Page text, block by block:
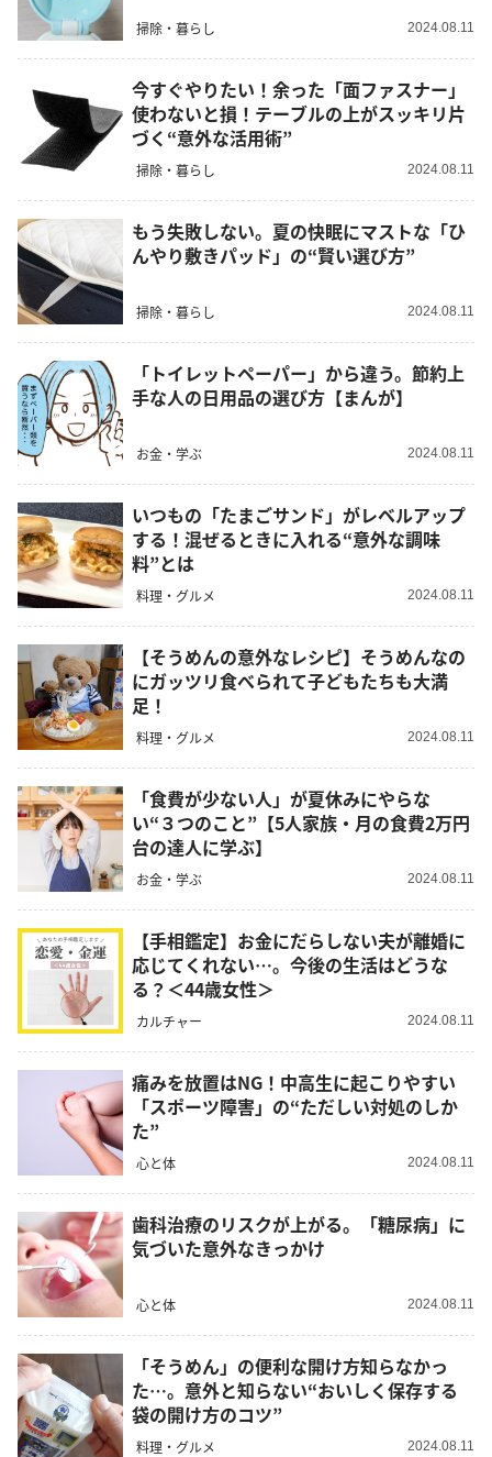
掃除・暮らし 2024.08.11
今すぐやりたい！余った「面ファスナー」
使わないと損！テーブルの上がスッキリ片
づく“意外な活用術”
掃除・暮らし 2024.08.11
もう失敗しない。夏の快眠にマストな「ひ
んやり敷きパッド」の“賢い選び方”
掃除・暮らし 2024.08.11
「トイレットペーパー」から違う。節約上
手な人の日用品の選び方【まんが】
お金・学ぶ 2024.08.11
いつもの「たまごサンド」がレベルアップ
する！混ぜるときに入れる“意外な調味
料”とは
料理・グルメ 2024.08.11
【そうめんの意外なレシピ】そうめんなの
にガッツリ食べられて子どもたちも大満
足！
料理・グルメ 2024.08.11
「食費が少ない人」が夏休みにやらな
い“３つのこと”【5人家族・月の食費2万円
台の達人に学ぶ】
お金・学ぶ 2024.08.11
【手相鑑定】お金にだらしない夫が離婚に
応じてくれない…。今後の生活はどうな
る？＜44歳女性＞
カルチャー 2024.08.11
痛みを放置はNG！中高生に起こりやすい
「スポーツ障害」の“ただしい対処のしか
た”
心と体 2024.08.11
歯科治療のリスクが上がる。「糖尿病」に
気づいた意外なきっかけ
心と体 2024.08.11
「そうめん」の便利な開け方知らなかっ
た…。意外と知らない“おいしく保存する
袋の開け方のコツ”
料理・グルメ 2024.08.11